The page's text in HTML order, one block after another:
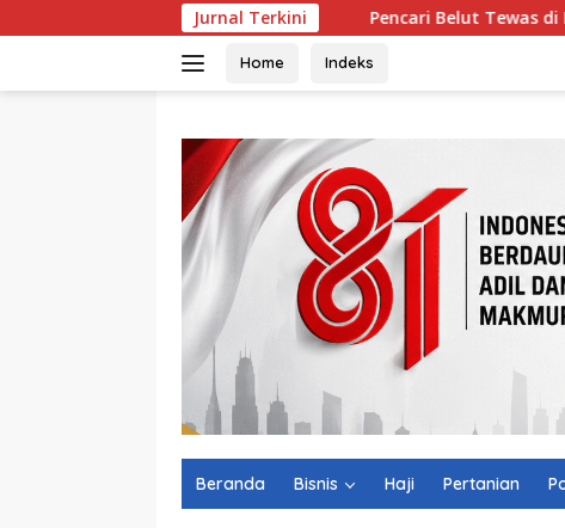
ke
Jurnal Terkini
Pencari Belut Tewas di Pinggir
Home Indeks
Beranda Bisnis Haji Pertanian